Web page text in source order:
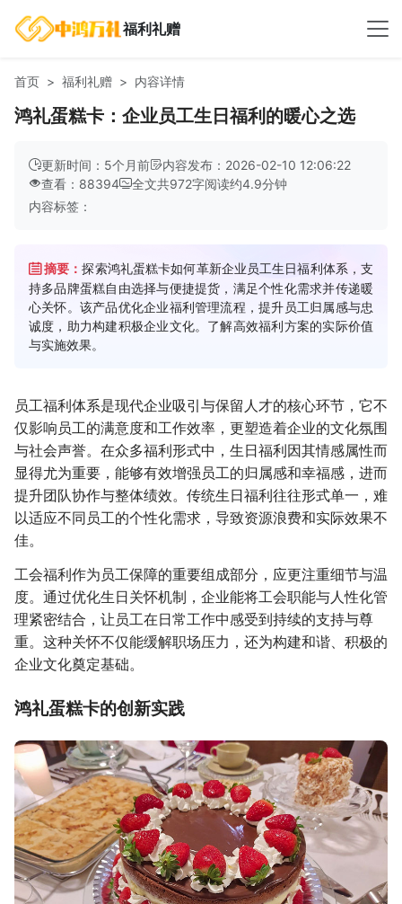
福利礼赠
首页 福利礼赠 内容详情
鸿礼蛋糕卡：企业员工生日福利的暖心之选
更新时间：5个月前
内容发布：2026-02-10 12:06:22
查看：88394
全文共972字阅读约4.9分钟
内容标签：
摘要：探索鸿礼蛋糕卡如何革新企业员工生日福利体系，支
持多品牌蛋糕自由选择与便捷提货，满足个性化需求并传递暖
心关怀。该产品优化企业福利管理流程，提升员工归属感与忠
诚度，助力构建积极企业文化。了解高效福利方案的实际价值
与实施效果。
员工福利体系是现代企业吸引与保留人才的核心环节，它不
仅影响员工的满意度和工作效率，更塑造着企业的文化氛围
与社会声誉。在众多福利形式中，生日福利因其情感属性而
显得尤为重要，能够有效增强员工的归属感和幸福感，进而
提升团队协作与整体绩效。传统生日福利往往形式单一，难
以适应不同员工的个性化需求，导致资源浪费和实际效果不
佳。
工会福利作为员工保障的重要组成部分，应更注重细节与温
度。通过优化生日关怀机制，企业能将工会职能与人性化管
理紧密结合，让员工在日常工作中感受到持续的支持与尊
重。这种关怀不仅能缓解职场压力，还为构建和谐、积极的
企业文化奠定基础。
鸿礼蛋糕卡的创新实践